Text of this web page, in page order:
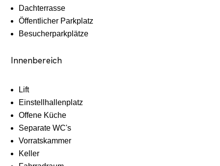
Dachterrasse
Öffentlicher Parkplatz
Besucherparkplätze
Innenbereich
Lift
Einstellhallenplatz
Offene Küche
Separate WC's
Vorratskammer
Keller